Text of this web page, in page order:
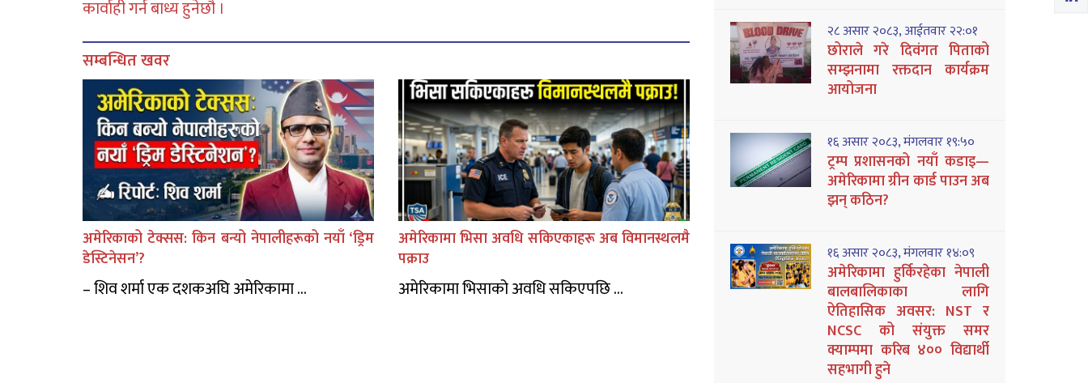
कार्वाही गर्न बाध्य हुनेछौ ।
सम्बन्धित खवर
अमेरिकाको टेक्सस: किन बन्यो नेपालीहरूको नयाँ ‘ड्रिम
डेस्टिनेसन’?
– शिव शर्मा एक दशकअघि अमेरिकामा ...
अमेरिकामा भिसा अवधि सकिएकाहरू अब विमानस्थलमै
पक्राउ
अमेरिकामा भिसाको अवधि सकिएपछि ...
२८ असार २०८३, आईतवार २२:०१
छोराले गरे दिवंगत पिताको
सम्झनामा रक्तदान कार्यक्रम
आयोजना
१६ असार २०८३, मंगलवार १९:५०
ट्रम्प प्रशासनको नयाँ कडाइ—
अमेरिकामा ग्रीन कार्ड पाउन अब
झन् कठिन?
१६ असार २०८३, मंगलवार १४:०९
अमेरिकामा हुर्किरहेका नेपाली
बालबालिकाका लागि
ऐतिहासिक अवसर: NST र
NCSC को संयुक्त समर
क्याम्पमा करिब ४०० विद्यार्थी
सहभागी हुने